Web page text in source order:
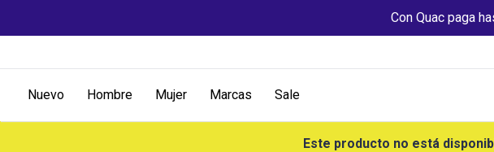
Con Quac paga
Nuevo Hombre Mujer Marcas Sale
Este producto no está